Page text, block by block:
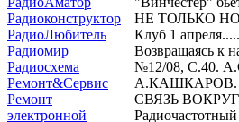
Радиоконструктор
РадиоЛюбитель
Радиомир
Радиосхема
Ремонт&Сервис
Ремонт
электронной
НЕ ТОЛЬКО
Клуб 1
Возвращаясь к
№12/08, С.40.
А.КАШКАРОВ.
СВЯЗЬ
Радиочастотный